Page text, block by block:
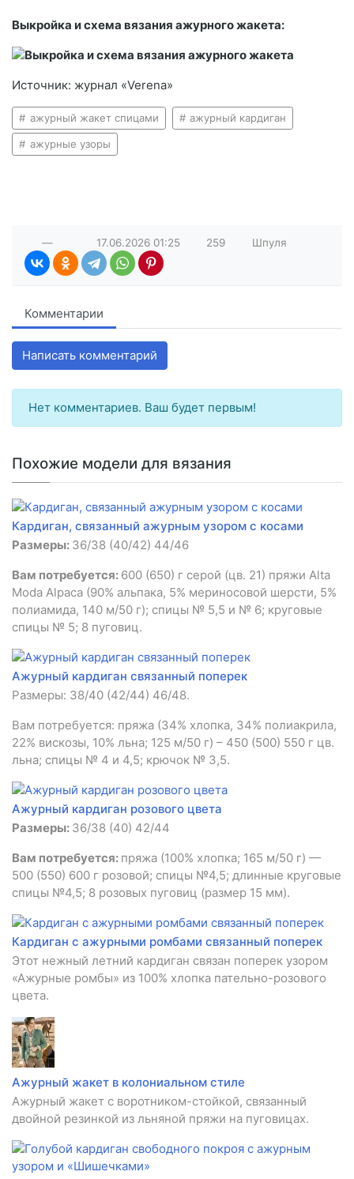
Выкройка и схема вязания ажурного жакета:
Источник: журнал «Verena»
ажурный жакет спицами ажурный кардиган
ажурные узоры
— 17.06.2026 01:25 259 Шпуля
Комментарии
Написать комментарий
Нет комментариев. Ваш будет первым!
Похожие модели для вязания
Кардиган, связанный ажурным узором с косами
Размеры: 36/38 (40/42) 44/46
Вам потребуется: 600 (650) г серой (цв. 21) пряжи Alta
Moda Alpaca (90% альпака, 5% мериносовой шерсти, 5%
полиамида, 140 м/50 г); спицы № 5,5 и № 6; круговые
спицы № 5; 8 пуговиц.
Ажурный кардиган связанный поперек
Размеры: 38/40 (42/44) 46/48.
Вам потребуется: пряжа (34% хлопка, 34% полиакрила,
22% вискозы, 10% льна; 125 м/50 г) – 450 (500) 550 г цв.
льна; спицы № 4 и 4,5; крючок № 3,5.
Ажурный кардиган розового цвета
Размеры: 36/38 (40) 42/44
Вам потребуется: пряжа (100% хлопка; 165 м/50 г) —
500 (550) 600 г розовой; спицы №4,5; длинные круговые
спицы №4,5; 8 розовых пуговиц (размер 15 мм).
Кардиган с ажурными ромбами связанный поперек
Этот нежный летний кардиган связан поперек узором
«Ажурные ромбы» из 100% хлопка пательно-розового
цвета.
Ажурный жакет в колониальном стиле
Ажурный жакет с воротником-стойкой, связанный
двойной резинкой из льняной пряжи на пуговицах.